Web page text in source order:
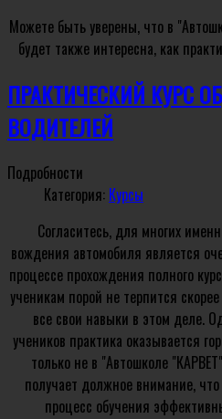
Можете быть уверены, что в
будет также интересна, как
ПРАКТИЧЕСКИЙ КУРС
ВОДИТЕЛЕЙ
Подробности
Категория: Курсы
Согласитесь, для многих
вождения автомобиля является
процессе прохождения полного
ученикам порой не терпится
все свои навыки в этом деле.
учеников практика оказывается
только не в "Автошколе
получает должное внимание,
процесс обучения